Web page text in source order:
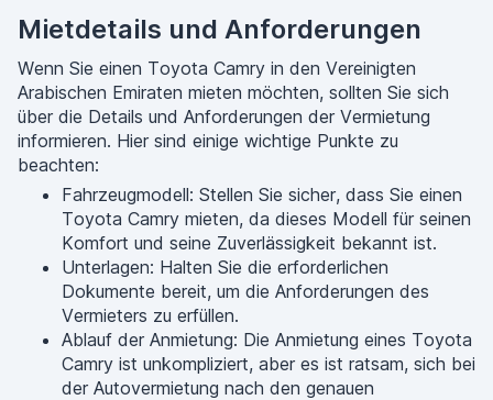
Mietdetails und Anforderungen
Wenn Sie einen Toyota Camry in den Vereinigten
Arabischen Emiraten mieten möchten, sollten Sie sich
über die Details und Anforderungen der Vermietung
informieren. Hier sind einige wichtige Punkte zu
beachten:
Fahrzeugmodell: Stellen Sie sicher, dass Sie einen
Toyota Camry mieten, da dieses Modell für seinen
Komfort und seine Zuverlässigkeit bekannt ist.
Unterlagen: Halten Sie die erforderlichen
Dokumente bereit, um die Anforderungen des
Vermieters zu erfüllen.
Ablauf der Anmietung: Die Anmietung eines Toyota
Camry ist unkompliziert, aber es ist ratsam, sich bei
der Autovermietung nach den genauen